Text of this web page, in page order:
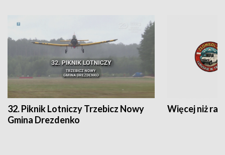
32. Piknik Lotniczy Trzebicz Nowy
Gmina Drezdenko
Więcej niż rajd